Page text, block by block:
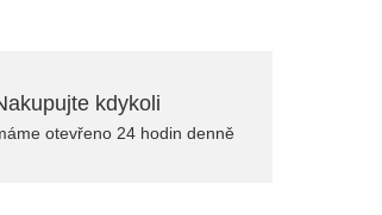
kdykoli
otevřeno 24 hodin denně